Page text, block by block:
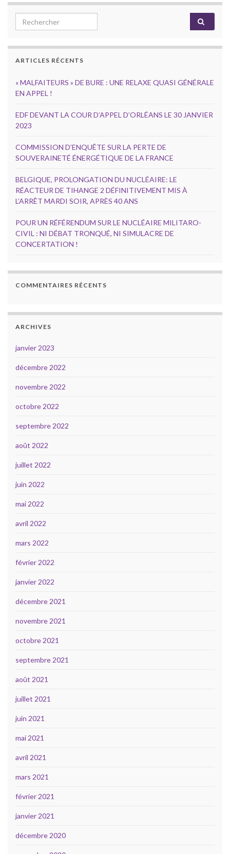
Search for:
ARTICLES RÉCENTS
« MALFAITEURS » DE BURE : UNE RELAXE QUASI GÉNÉRALE
EN APPEL !
EDF DEVANT LA COUR D’APPEL D’ORLÉANS LE 30 JANVIER
2023
COMMISSION D’ENQUÊTE SUR LA PERTE DE
SOUVERAINETÉ ÉNERGÉTIQUE DE LA FRANCE
BELGIQUE, PROLONGATION DU NUCLÉAIRE: LE
RÉACTEUR DE TIHANGE 2 DÉFINITIVEMENT MIS À
L’ARRÊT MARDI SOIR, APRÈS 40 ANS
POUR UN RÉFÉRENDUM SUR LE NUCLÉAIRE MILITARO-
CIVIL : NI DÉBAT TRONQUÉ, NI SIMULACRE DE
CONCERTATION !
COMMENTAIRES RÉCENTS
ARCHIVES
janvier 2023
décembre 2022
novembre 2022
octobre 2022
septembre 2022
août 2022
juillet 2022
juin 2022
mai 2022
avril 2022
mars 2022
février 2022
janvier 2022
décembre 2021
novembre 2021
octobre 2021
septembre 2021
août 2021
juillet 2021
juin 2021
mai 2021
avril 2021
mars 2021
février 2021
janvier 2021
décembre 2020